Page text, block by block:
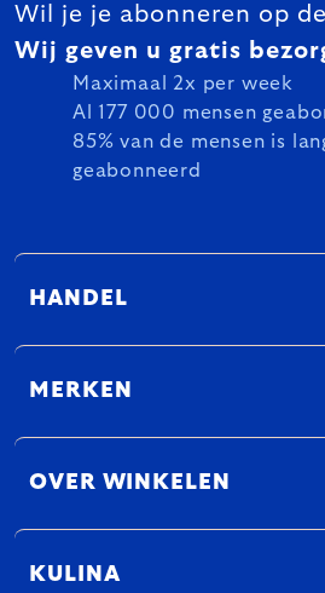
Wil je je abonneren op
Wij geven u gratis
Maximaal 2x per week
Al 177 000 mensen
85% van de mensen is
geabonneerd
HANDEL
MERKEN
OVER WINKELEN
KULINA